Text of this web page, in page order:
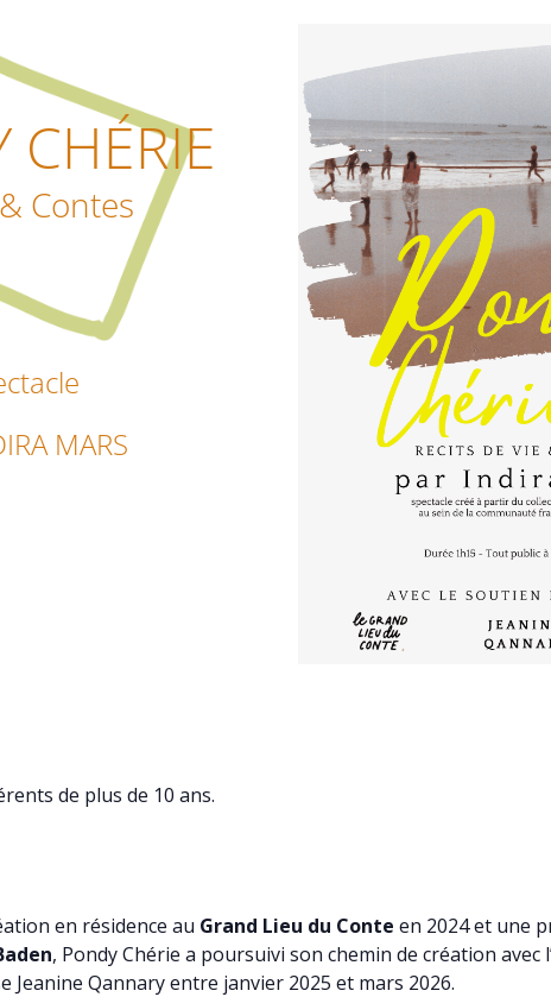
CHÉRIE
Contes
MARS
de plus de 10 ans.
en résidence au Grand Lieu du Conte en 2024 et une
, Pondy Chérie a poursuivi son chemin de création avec
Jeanine Qannary entre janvier 2025 et mars 2026.